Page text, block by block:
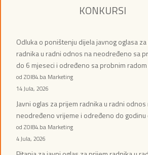
KONKURSI
Odluka o poništenju dijela javnog oglasa
radnika u radni odnos na neodređeno sa
do 6 mjeseci i određeno sa probnim
od ZOI84.ba Marketing
14 Jula, 2026
Javni oglas za prijem radnika u radni odnos
neodređeno vrijeme i određeno do godinu
od ZOI84.ba Marketing
4 Jula, 2026